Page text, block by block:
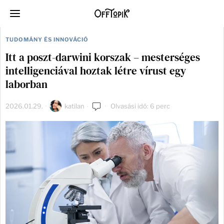
TUDOMÁNY ÉS INNOVÁCIÓ
Itt a poszt-darwini korszak – mesterséges
intelligenciával hoztak létre vírust egy
laborban
2026.01.29. katilan Olvasási idő: 6 perc